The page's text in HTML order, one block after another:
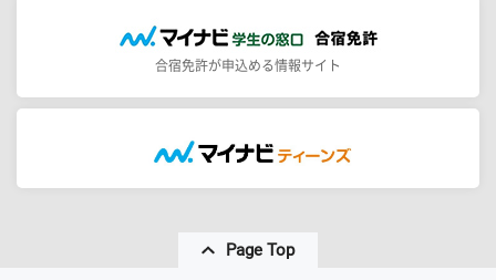
合宿免許が申込める情報サイト
Page Top